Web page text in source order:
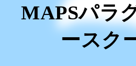
MAPSパラ
ースク